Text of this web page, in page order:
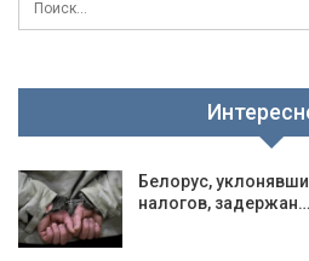
Белорус,
налогов, задержан…